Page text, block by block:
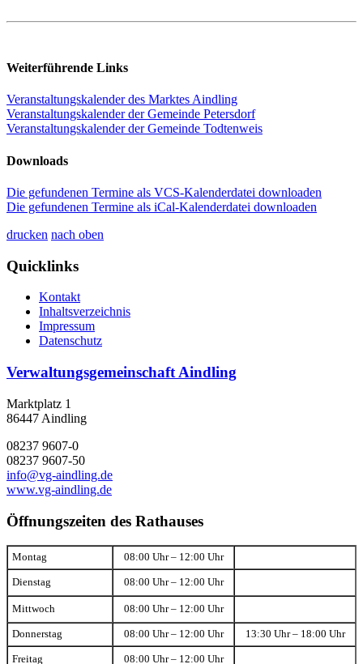
Weiterführende Links
Veranstaltungskalender des Marktes Aindling
Veranstaltungskalender der Gemeinde Petersdorf
Veranstaltungskalender der Gemeinde Todtenweis
Downloads
Die gefundenen Termine als VCS-Kalenderdatei downloaden
Die gefundenen Termine als iCal-Kalenderdatei downloaden
drucken nach oben
Quicklinks
Kontakt
Inhaltsverzeichnis
Impressum
Datenschutz
Verwaltungsgemeinschaft Aindling
Marktplatz 1
86447 Aindling
08237 9607-0
08237 9607-50
info@vg-aindling.de
www.vg-aindling.de
Öffnungszeiten des Rathauses
Montag 08:00 Uhr – 12:00 Uhr
Dienstag 08:00 Uhr – 12:00 Uhr
Mittwoch 08:00 Uhr – 12:00 Uhr
Donnerstag 08:00 Uhr – 12:00 Uhr 13:30 Uhr – 18:00 Uhr
Freitag 08:00 Uhr – 12:00 Uhr